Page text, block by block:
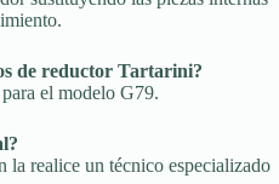
de reductor Tartarini?
el modelo G79.
la realice un técnico especializado